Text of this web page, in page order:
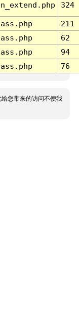
324
211
62
94
76
您带来的访问不便我